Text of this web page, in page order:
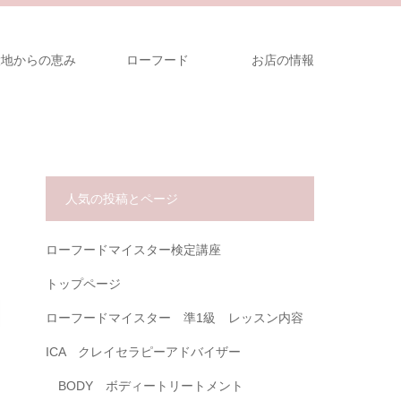
らの恵み ローフード お店の情報
人気の投稿とページ
ローフードマイスター検定講座
トップページ
ローフードマイスター 準1級 レッスン内容
ICA クレイセラピーアドバイザー
BODY ボディートリートメント